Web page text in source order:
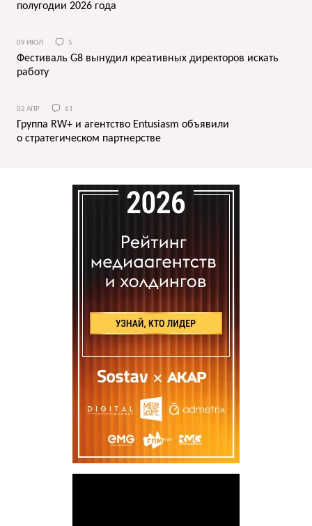
полугодии 2026 года
09 ИЮЛ 5
Фестиваль G8 вынудил креативных директоров искать
работу
02 АПР 61
Группа RW+ и агентство Entusiasm объявили
о cтратегическом партнерстве